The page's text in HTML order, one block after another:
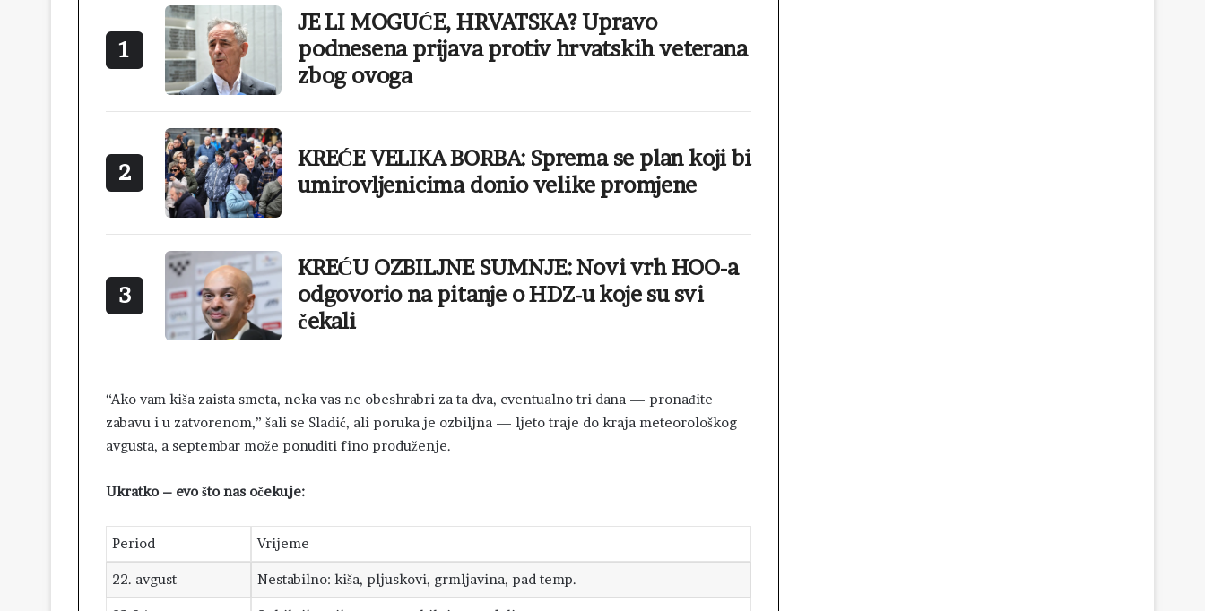
1
JE LI MOGUĆE, HRVATSKA? Upravo
podnesena prijava protiv hrvatskih veterana
zbog ovoga
2
KREĆE VELIKA BORBA: Sprema se plan koji bi
umirovljenicima donio velike promjene
3
KREĆU OZBILJNE SUMNJE: Novi vrh HOO-a
odgovorio na pitanje o HDZ-u koje su svi
čekali
“Ako vam kiša zaista smeta, neka vas ne obeshrabri za ta dva, eventualno tri dana — pronađite
zabavu i u zatvorenom,” šali se Sladić, ali poruka je ozbiljna — ljeto traje do kraja meteorološkog
avgusta, a septembar može ponuditi fino produženje.
Ukratko – evo što nas očekuje:
Period Vrijeme
22. avgust Nestabilno: kiša, pljuskovi, grmljavina, pad temp.